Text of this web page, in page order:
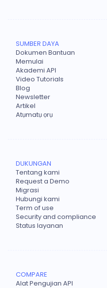
SUMBER DAYA
Dokumen Bantuan
Memulai
Akademi API
Video Tutorials
Blog
Newsletter
Artikel
Atụmatụ ọrụ
DUKUNGAN
Tentang kami
Request a Demo
Migrasi
Hubungi kami
Term of use
Security and compliance
Status layanan
COMPARE
Alat Pengujian API